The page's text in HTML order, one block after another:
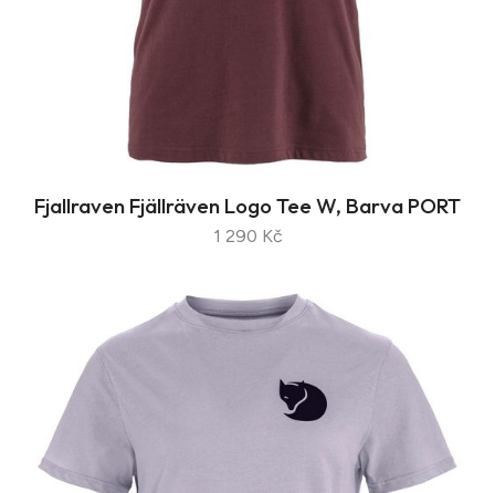
Fjallraven Fjällräven Logo Tee W, Barva PORT
1 290 Kč